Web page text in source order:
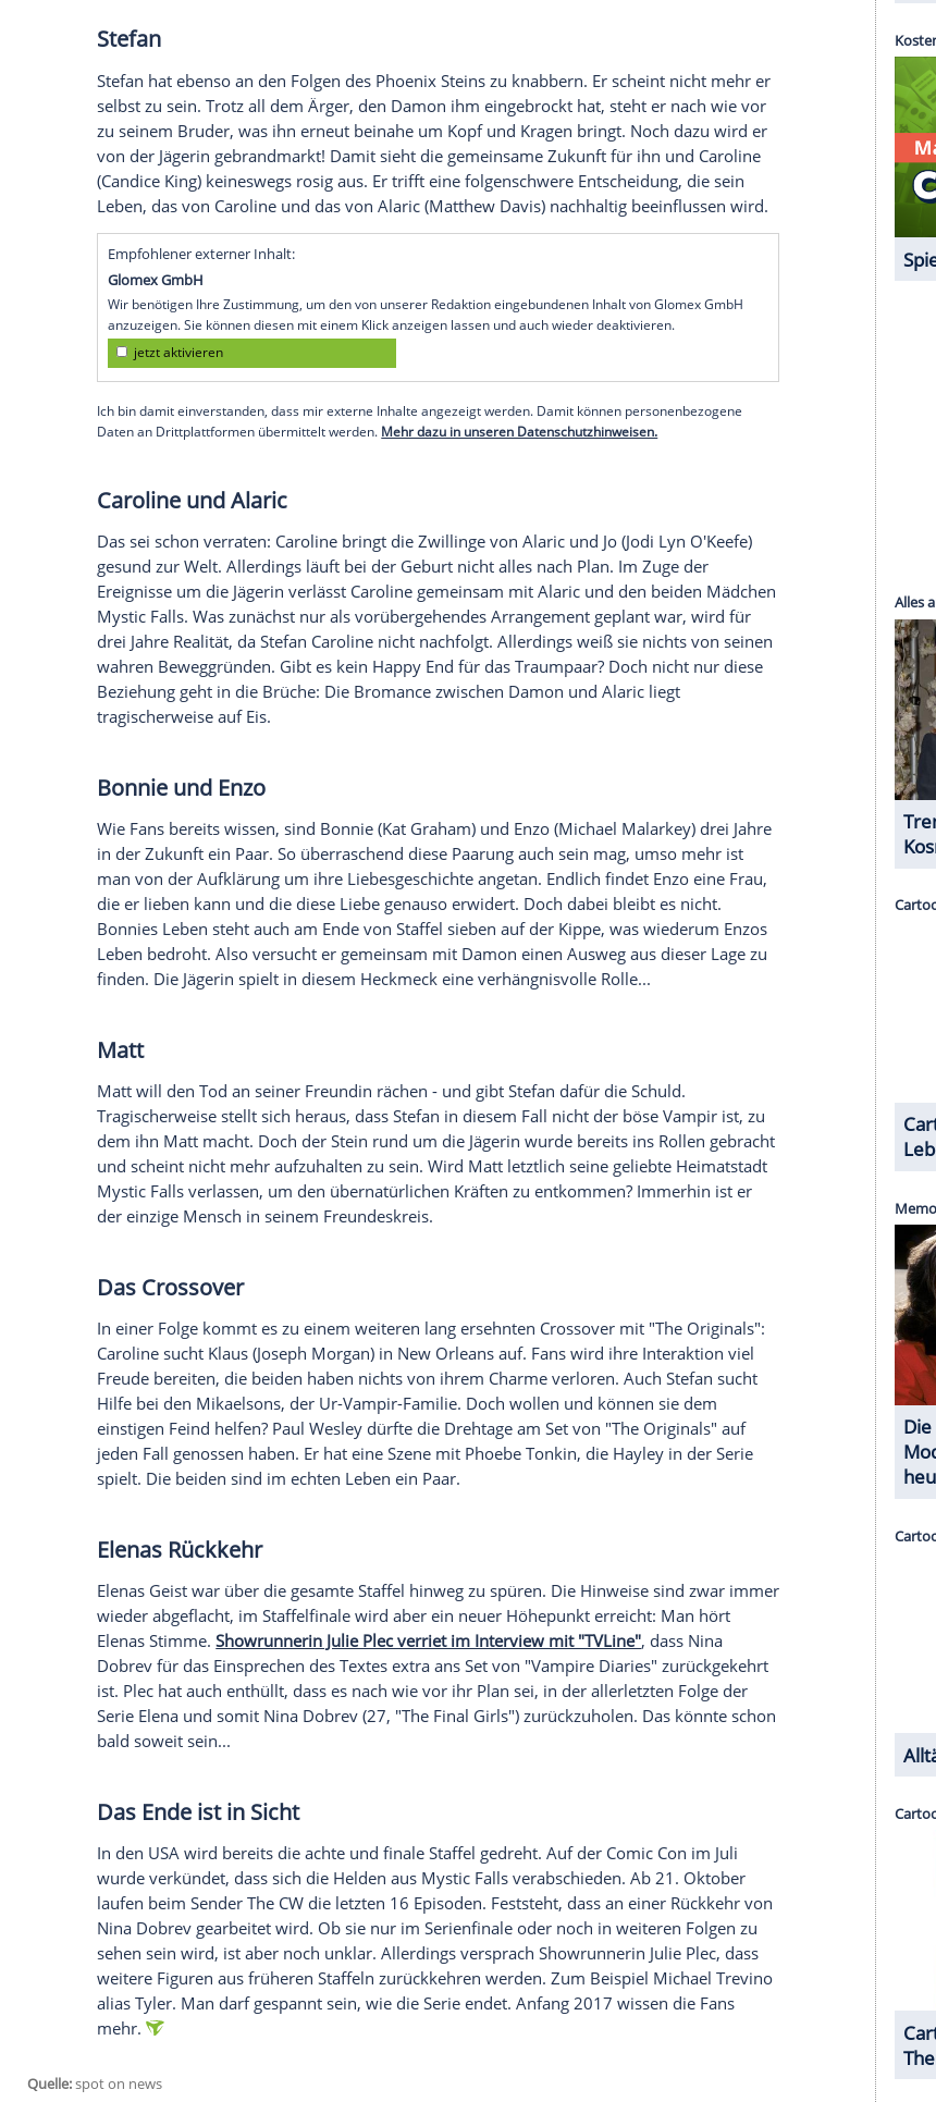
Damon
Damon hat noch mit den traumatischen Ereignissen rund um denPhoenix Stein
kämpfen. Es dauert eine Weile, bis er wieder klar sehen kann und das Rätsel um
Elenas
Verbleib gelüftet wird. Als er sich entschließt, die Zeit bis zu ihrem Erwachen neben ihr in
einem Sarg zu verbringen, zieht er nicht nur Bonnies (Kat Graham) Zorn auf sich. Er muss
einiges gut machen, als er bereits drei Jahre später geweckt wird, und seinen Bruder vor
der Jägerin retten. Am Ende von Staffel sieben trifft Damon eine selbstlose Entscheidung,
um jemanden zu retten, den er liebt. Dieses Ereignis führt ihn allerdings zurück zu seinem
Ursprung...
Stefan
zu knabbern. Er scheint nicht mehr er
selbst zu sein. Trotz all dem Ärger, den Damon ihm eingebrockt hat, steht er nach wie vor
zu seinem Bruder, was ihn erneut beinahe um Kopf und Kragen bringt. Noch dazu wird er
von der Jägerin gebrandmarkt! Damit sieht die gemeinsame Zukunft für ihn und
Caroline
(CandiceKing) keineswegs rosig aus. Er trifft eine folgenschwere Entscheidung, die sein
Leben, das vonCarolineund das von Alaric (Matthew Davis) nachhaltig beeinflussen wird.
Empfohlener externer Inhalt:
Glomex GmbH
Wir benötigen Ihre Zustimmung, um den von unserer Redaktion eingebundenen Inhalt von Glomex GmbH
jetzt aktivieren
Ich bin damit einverstanden, dass mir externe Inhalte angezeigt werden. Damit können personenbezogene
Daten an Drittplattformen übermittelt werden.Mehr dazu in unseren Datenschutzhinweisen.
Carolineund Alaric
bringt die Zwillinge von Alaric und Jo (Jodi Lyn O'Keefe)
gesund zur Welt. Allerdings läuft bei der Geburt nicht alles nach Plan. Im Zuge der
Ereignisse um die Jägerin verlässt
Caroline gemeinsam mit Alaric und den beiden Mädchen
Mystic Falls . Was zunächst nur als vorübergehendes Arrangement geplant war, wird für
drei Jahre Realität, daStefan Carolinenicht nachfolgt. Allerdings weiß sie nichts von seinen
wahren Beweggründen. Gibt es kein Happy End für das Traumpaar? Doch nicht nur diese
Beziehung geht in die Brüche: Die Bromance zwischen Damon und Alaric liegt
tragischerweise auf Eis.
Bonnie undEnzo
Wie Fans bereits wissen, sind Bonnie (Kat Graham ) undEnzo(Michael Malarkey ) drei Jahre
in der Zukunft ein Paar. So überraschend diese Paarung auch sein mag, umso mehr ist
man von der Aufklärung um ihre Liebesgeschichte angetan. Endlich findet
eine Frau,
die er lieben kann und die diese Liebe genauso erwidert. Doch dabei bleibt es nicht.
Bonnies Leben steht auch am Ende von Staffel sieben auf der Kippe, was wiederum
Enzos
Leben bedroht. Also versucht er gemeinsam mit Damon einen Ausweg aus dieser Lage zu
finden. Die Jägerin spielt in diesem Heckmeck eine verhängnisvolle Rolle...
Matt
Matt will den Tod an seiner Freundin rächen - und gibt Stefan dafür die Schuld.
Tragischerweise stellt sich heraus, dass Stefan in diesem Fall nicht der böse Vampir ist, zu
dem ihn Matt macht. Doch der
rund um die Jägerin wurde bereits ins Rollen gebracht
und scheint nicht mehr aufzuhalten zu sein. Wird Matt letztlich seine geliebte Heimatstadt
Mystic Fallsverlassen, um den übernatürlichen Kräften zu entkommen? Immerhin ist er
Das Crossover
In einer Folge kommt es zu einem weiteren lang ersehnten Crossover mit "The Originals":
Carolinesucht Klaus (Joseph Morgan) in New Orleans auf. Fans wird ihre Interaktion viel
Freude bereiten, die beiden haben nichts von ihrem Charme verloren. Auch Stefan sucht
einstigen Feind helfen? dürfte die Drehtage am Set von "The Originals" auf